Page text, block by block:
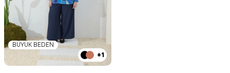
BÜYÜK BEDEN
+1